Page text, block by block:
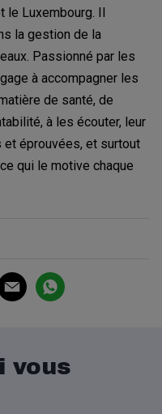
Luxembourg. Il
la gestion de la
Passionné par les
à accompagner les
de santé, de
à les écouter, leur
éprouvées, et surtout
qui le motive chaque
vous